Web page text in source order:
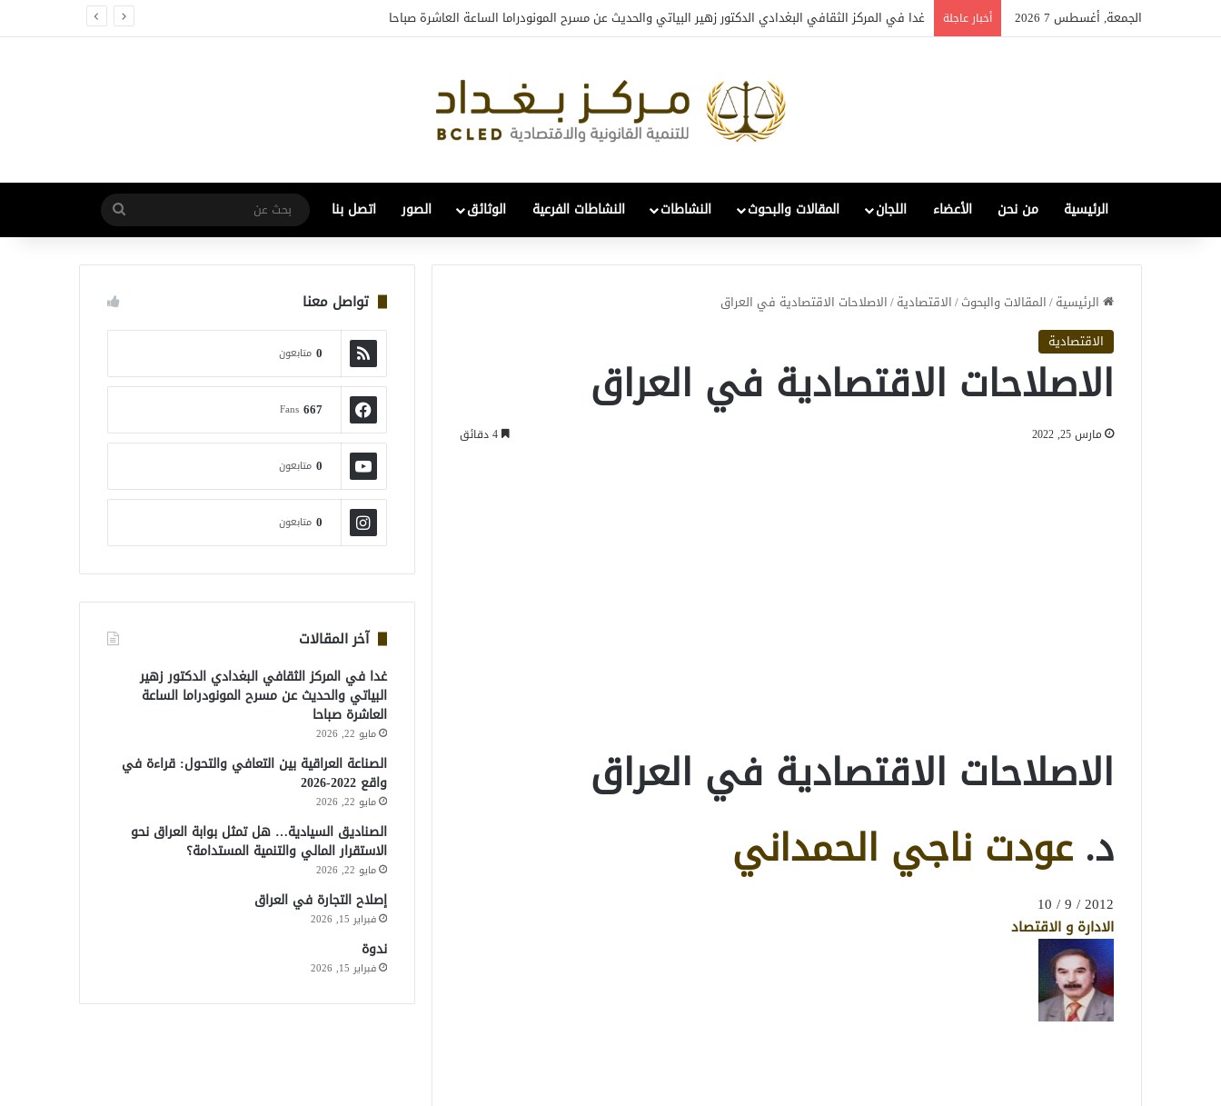
الجمعة, أغسطس 7 2026 أخبار عاجلة الصناعة العراقية بين التعافي والتحول: قراءة في واقع 2022-2026
الرئيسية من نحن الأعضاء اللجان المقالات والبحوث النشاطات النشاطات الفرعية الوثائق الصور اتصل بنا
بحث
عن
الرئيسية/المقالات والبحوث/الاقتصادية/الاصلاحات الاقتصادية في العراق
الاقتصادية
الاصلاحات الاقتصادية في العراق
مارس 25, 2022
الاصلاحات الاقتصادية في العراق
د.عودت ناجي الحمداني
2012 / 9 / 10
الادارة و الاقتصاد
تواصل معنا
0 متابعون
667
Fans
0 متابعون
0 متابعون
آخر المقالات
غدا في المركز الثقافي البغدادي الدكتور زهير
البياتي والحديث عن مسرح المونودراما الساعة
العاشرة صباحا
مايو 22, 2026
الصناعة العراقية بين التعافي والتحول: قراءة في
واقع 2022-2026
مايو 22, 2026
الصناديق السيادية… هل تمثل بوابة العراق نحو
الاستقرار المالي والتنمية المستدامة؟
مايو 22, 2026
إصلاح التجارة في العراق
فبراير 15, 2026
ندوة
فبراير 15, 2026